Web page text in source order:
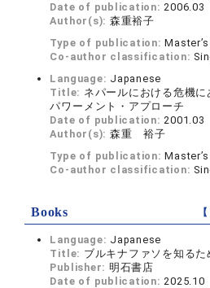
Date of publication:2006.03
Author(s): 森重裕子
Type of publication:
Co-author classification:
Language: Japanese
Title: ネパールにおける危機
パワーメント・アプローチ
Date of publication:2001.03
Author(s): 森重 裕子
Type of publication:
Co-author classification:
Books
Language: Japanese
Title: ブルキナファソを知るた
Publisher: 明石書店
Date of publication:2025.10